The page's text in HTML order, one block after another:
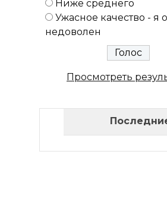
Ниже среднего
Ужасное качество - я
недоволен
Просмотреть